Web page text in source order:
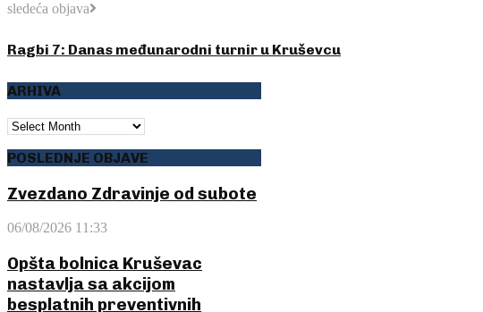
sledeća objava
Ragbi 7: Danas međunarodni turnir u Kruševcu
ARHIVA
ARHIVA
POSLEDNJE OBJAVE
Zvezdano Zdravinje od subote
06/08/2026 11:33
Opšta bolnica Kruševac
nastavlja sa akcijom
besplatnih preventivnih